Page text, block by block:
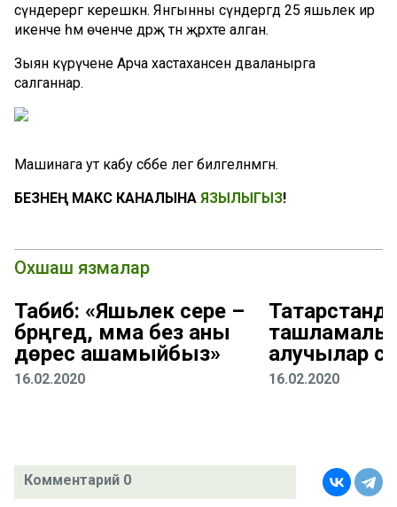
сүндерергә керешкән. Янгынны сүндергәдә 25 яшьлек ир
икенче һәм өченче дәрәҗә тән җәрәхәте алган.
Зыян күрүчене Арча хастаханәсенә дәваланырга
салганнар.
Машинага ут кабу сәбәбе әлегә билгеләнмәгән.
БЕЗНЕҢ МАКС КАНАЛЫНА ЯЗЫЛЫГЫЗ!
Охшаш язмалар
Табиб: «Яшьлек сере –
бәрәңгедә, әмма без аны
дөрес ашамыйбыз»
16.02.2020
ташламалы
алучылар
16.02.2020
Комментарий 0